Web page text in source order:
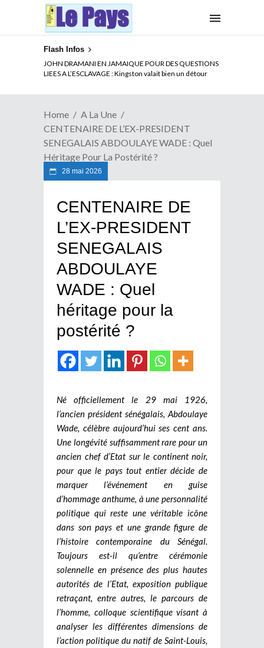
Flash Infos
JOHN DRAMANI EN JAMAIQUE POUR DES QUESTIONS
LIEES A L’ESCLAVAGE : Kingston valait bien un détour
ELECTION DE TALON A LA TETE DU SENAT BENINOIS :
Quand Patrice quitte le pouvoir sans partir !
Home
A La Une
CENTENAIRE DE L’EX-PRESIDENT
SENEGALAIS ABDOULAYE WADE : Quel
Héritage Pour La Postérité ?
28 mai 2026
CENTENAIRE DE
L’EX-PRESIDENT
SENEGALAIS
ABDOULAYE
WADE : Quel
héritage pour la
postérité ?
Né officiellement le 29 mai 1926,
l’ancien président sénégalais, Abdoulaye
Wade, célèbre aujourd’hui ses cent ans.
Une longévité suffisamment rare pour un
ancien chef d’Etat sur le continent noir,
pour que le pays tout entier décide de
marquer l’événement en guise
d’hommage anthume, à une personnalité
politique qui reste une véritable icône
dans son pays et une grande figure de
l’histoire contemporaine du Sénégal.
Toujours est-il qu’entre cérémonie
solennelle en présence des plus hautes
autorités de l’Etat, exposition publique
retraçant, entre autres, le parcours de
l’homme, colloque scientifique visant à
analyser les différentes dimensions de
l’action politique du natif de Saint-Louis,